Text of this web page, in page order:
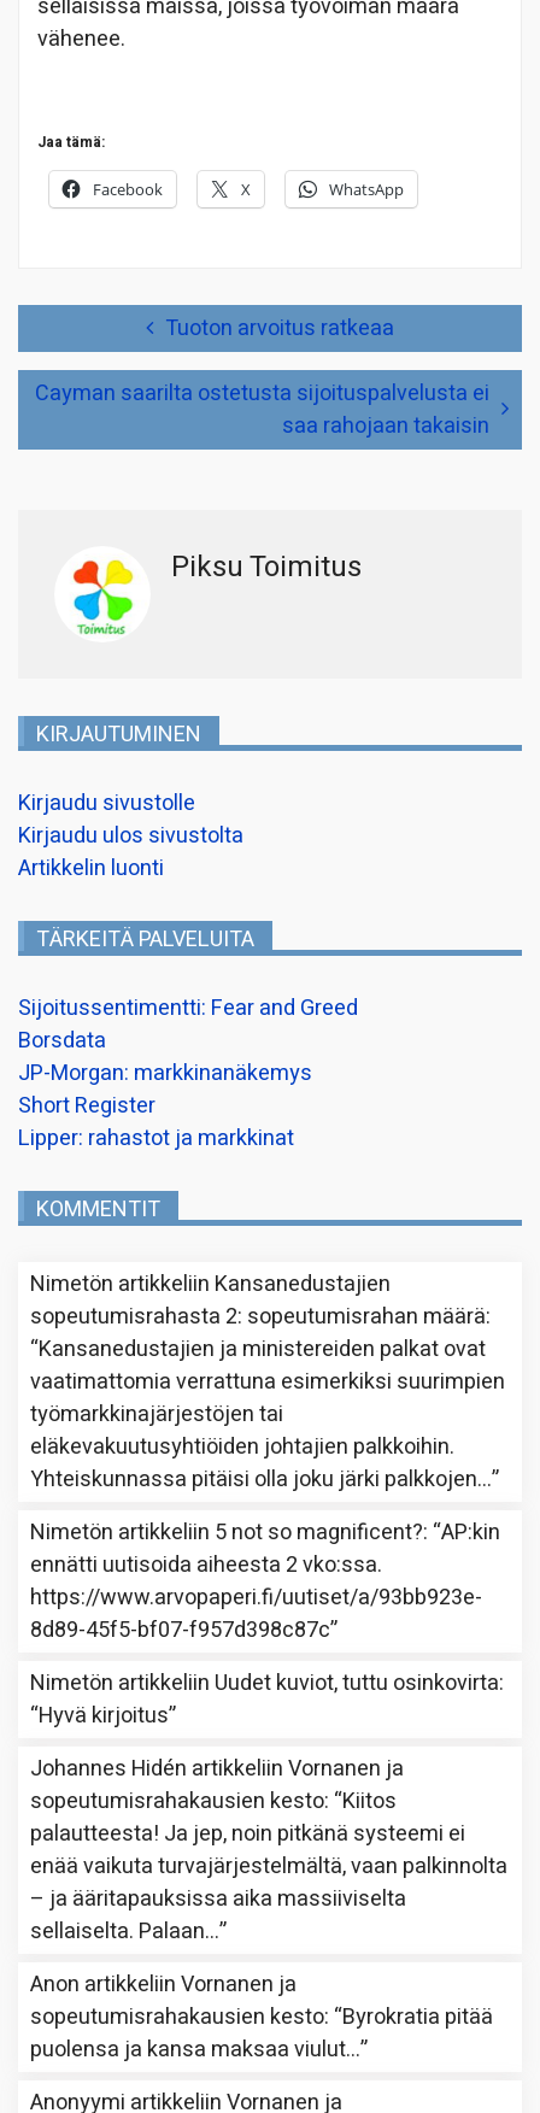
sellaisissa maissa, joissa työvoiman määrä
vähenee.
Jaa tämä:
Facebook X WhatsApp
Tuoton arvoitus ratkeaa
Cayman saarilta ostetusta sijoituspalvelusta ei
saa rahojaan takaisin
Piksu Toimitus
KIRJAUTUMINEN
Kirjaudu sivustolle
Kirjaudu ulos sivustolta
Artikkelin luonti
TÄRKEITÄ PALVELUITA
Sijoitussentimentti: Fear and Greed
Borsdata
JP-Morgan: markkinanäkemys
Short Register
Lipper: rahastot ja markkinat
KOMMENTIT
Nimetön artikkeliin Kansanedustajien
sopeutumisrahasta 2: sopeutumisrahan määrä:
“Kansanedustajien ja ministereiden palkat ovat
vaatimattomia verrattuna esimerkiksi suurimpien
työmarkkinajärjestöjen tai
eläkevakuutusyhtiöiden johtajien palkkoihin.
Yhteiskunnassa pitäisi olla joku järki palkkojen…”
Nimetön artikkeliin 5 not so magnificent?: “AP:kin
ennätti uutisoida aiheesta 2 vko:ssa.
https://www.arvopaperi.fi/uutiset/a/93bb923e-
8d89-45f5-bf07-f957d398c87c”
Nimetön artikkeliin Uudet kuviot, tuttu osinkovirta:
“Hyvä kirjoitus”
Johannes Hidén artikkeliinVornanen ja
sopeutumisrahakausien kesto: “Kiitos
palautteesta! Ja jep, noin pitkänä systeemi ei
enää vaikuta turvajärjestelmältä, vaan palkinnolta
– ja ääritapauksissa aika massiiviselta
sellaiselta. Palaan…”
Anon artikkeliinVornanen ja
sopeutumisrahakausien kesto: “Byrokratia pitää
puolensa ja kansa maksaa viulut…”
Anonyymi artikkeliinVornanen ja